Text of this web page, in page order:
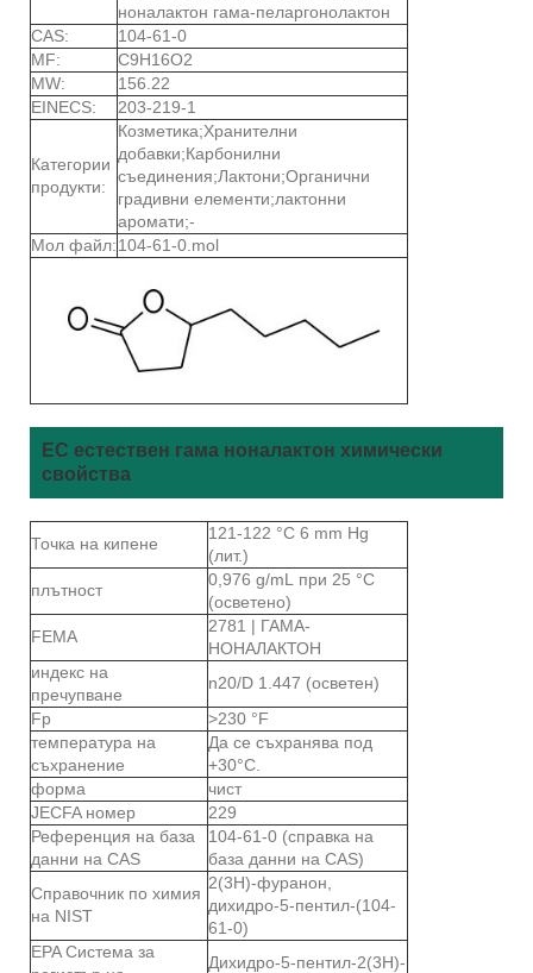
ноналактон гама-пеларгонолактон
CAS:
104-61-0
MF:
C9H16O2
MW:
156.22
EINECS:
203-219-1
Категории
продукти:
Козметика;Хранителни
добавки;Карбонилни
съединения;Лактони;Органични
градивни елементи;лактонни
аромати;-
Мол файл:104-61-0.mol
ЕС естествен гама ноналактон химически
свойства
Точка на кипене
121-122 °C 6 mm Hg
(лит.)
плътност
0,976 g/mL при 25 °C
(осветено)
FEMA
2781 | ГАМА-
НОНАЛАКТОН
индекс на
пречупване
n20/D 1.447 (осветен)
Fp
>230 °F
температура на
съхранение
Да се ​​съхранява под
+30°C.
форма
чист
JECFA номер
229
Референция на база
данни на CAS
104-61-0 (справка на
база данни на CAS)
Справочник по химия
на NIST
2(3Н)-фуранон,
дихидро-5-пентил-(104-
61-0)
EPA Система за
Дихидро-5-пентил-2(3Н)-